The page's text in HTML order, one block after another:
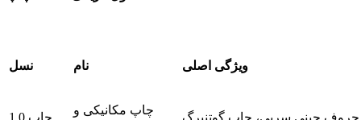
نسل نام ویژگی اصلی
چاپ 1.0
چاپ مکانیکی و
حروف چینی سربی، چاپ گوتنبرگ